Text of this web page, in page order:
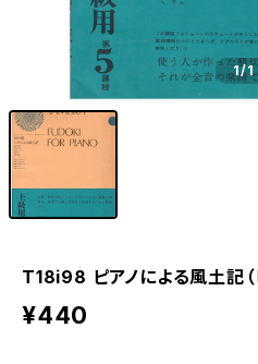
1/1
T18i98 ピアノによる風土記（
¥440